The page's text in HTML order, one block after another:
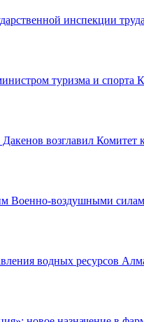
инспекции
туризма и спорта
возглавил Комитет
Военно-воздушными
водных ресурсов